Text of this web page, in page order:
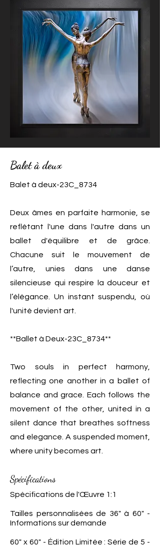
Balet à deux
Balet à deux-23C_8734
Deux âmes en parfaite harmonie, se
reflétant l'une dans l'autre dans un
ballet d'équilibre et de grâce.
Chacune suit le mouvement de
l’autre, unies dans une danse
silencieuse qui respire la douceur et
l’élégance. Un instant suspendu, où
l'unité devient art.
**Ballet à Deux-23C_8734**
Two souls in perfect harmony,
reflecting one another in a ballet of
balance and grace. Each follows the
movement of the other, united in a
silent dance that breathes softness
and elegance. A suspended moment,
where unity becomes art.
Spécifications
Spécifications de l'Œuvre 1:1
Tailles personnalisées de 36" à 60" -
Informations sur demande
60" x 60" - Édition Limitée : Série de 5 -